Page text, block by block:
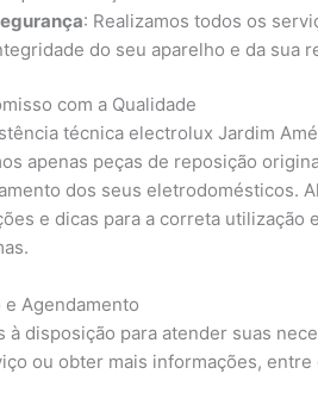
: Realizamos todos os
do seu aparelho e da sua
com a Qualidade
técnica electrolux Jardim
apenas peças de reposição
dos seus eletrodomésticos.
e dicas para a correta utilização
e Agendamento
à disposição para atender suas
ou obter mais informações,